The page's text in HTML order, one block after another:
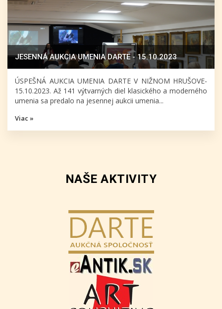
JESENNÁ AUKCIA UMENIA DARTE - 15.10.2023
ÚSPEŠNÁ AUKCIA UMENIA DARTE V NIŽNOM HRUŠOVE-
15.10.2023. Až 141 výtvarných diel klasického a moderného
umenia sa predalo na jesennej aukcii umenia...
Viac »
NAŠE AKTIVITY